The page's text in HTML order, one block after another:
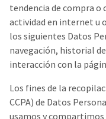
tendencia de compra o
actividad en internet u
los siguientes Datos
navegación, historial
interacción con la
Los fines de la
CCPA) de Datos
usamos y